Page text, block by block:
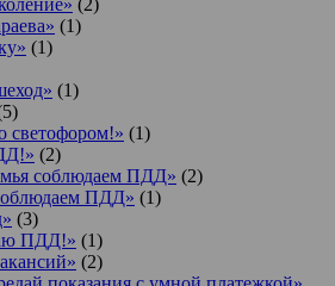
(1)
(1)
(1)
светофором!» (1)
(2)
соблюдаем ПДД» (2)
ПДД» (1)
(3)
ПДД!» (1)
(2)